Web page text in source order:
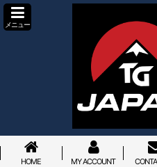
メニュー
HOME MY ACCOUNT